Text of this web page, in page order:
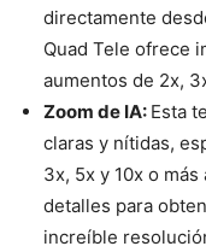
directamente
Quad Tele ofrece
aumentos de 2x,
Zoom de IA: Esta
claras y nítidas,
3x, 5x y 10x o
detalles para
increíble